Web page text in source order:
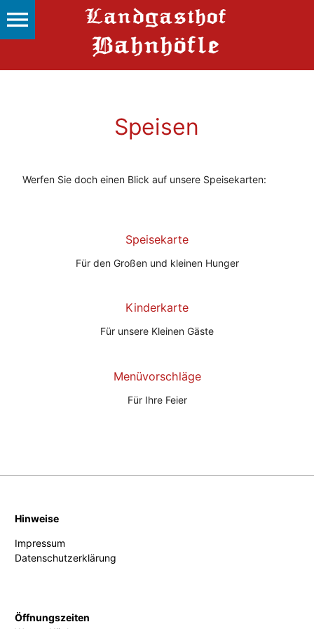
menu
Speisen
Werfen Sie doch einen Blick auf unsere Speisekarten:
Speisekarte
Für den Großen und kleinen Hunger
Kinderkarte
Für unsere Kleinen Gäste
Menüvorschläge
Für Ihre Feier
Hinweise
Impressum
Datenschutzerklärung
Öffnungszeiten